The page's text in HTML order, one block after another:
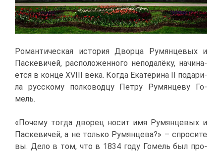
Ро­ман­ти­че­ская ис­то­рия Двор­ца Ру­мян­це­вых и
Пас­ке­ви­чей, рас­по­ло­жен­но­го непо­да­лё­ку, на­чи­на­
ет­ся в кон­це XVIII ве­ка. Ко­гда Ека­те­ри­на II по­да­ри­
ла рус­ско­му пол­ко­вод­цу Пет­ру Ру­мян­це­ву Го­
мель.
«По­че­му то­гда дво­рец но­сит имя Ру­мян­це­вых и
Пас­ке­ви­чей, а не толь­ко Ру­мян­це­ва?» – спро­си­те
вы. Де­ло в том, что в 1834 го­ду Го­мель был про­